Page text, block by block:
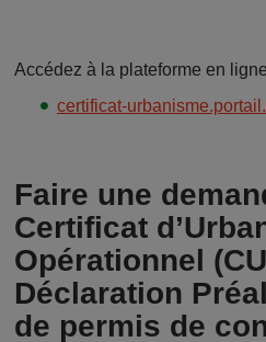
Accédez à la plateforme en
certificat-
Faire une
Certificat
Opérationnel
Déclaration
de permis de